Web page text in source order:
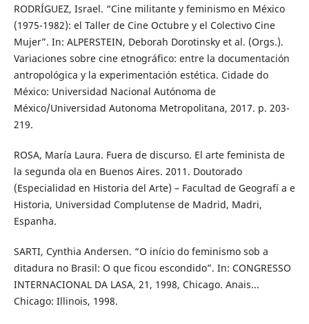
RODRÍGUEZ, Israel. “Cine militante y feminismo en México
(1975-1982): el Taller de Cine Octubre y el Colectivo Cine
Mujer”. In: ALPERSTEIN, Deborah Dorotinsky et al. (Orgs.).
Variaciones sobre cine etnográfico: entre la documentación
antropológica y la experimentación estética. Cidade do
México: Universidad Nacional Autónoma de
México/Universidad Autonoma Metropolitana, 2017. p. 203-
219.
ROSA, María Laura. Fuera de discurso. El arte feminista de
la segunda ola en Buenos Aires. 2011. Doutorado
(Especialidad en Historia del Arte) – Facultad de Geografí a e
Historia, Universidad Complutense de Madrid, Madri,
Espanha.
SARTI, Cynthia Andersen. “O início do feminismo sob a
ditadura no Brasil: O que ficou escondido”. In: CONGRESSO
INTERNACIONAL DA LASA, 21, 1998, Chicago. Anais...
Chicago: Illinois, 1998.